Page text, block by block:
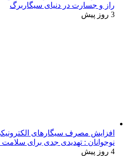
راز و جسارت در دنیای سیگاربرگ
3 روز پیش
افزایش مصرف سیگارهای
نوجوانان : تهدیدی جدی برای
4 روز پیش